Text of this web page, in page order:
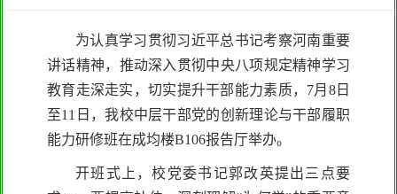
为认真学习贯彻习近平总书记考察河南重要
讲话精神，推动深入贯彻中央八项规定精神学习
教育走深走实，切实提升干部能力素质，7月8日
至11日，我校中层干部党的创新理论与干部履职
能力研修班在成均楼B106报告厅举办。
开班式上，校党委书记郭改英提出三点要